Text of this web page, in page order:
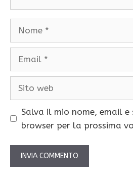
Salva il mio nome, email
browser per la prossima